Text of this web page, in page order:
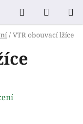
Hledat
KOŠÍK
/ VTR obouvací lžíce